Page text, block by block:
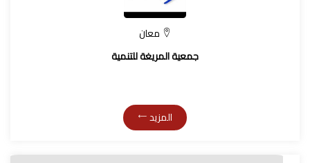
معان
جمعية المريغة للتنمية
المزيد